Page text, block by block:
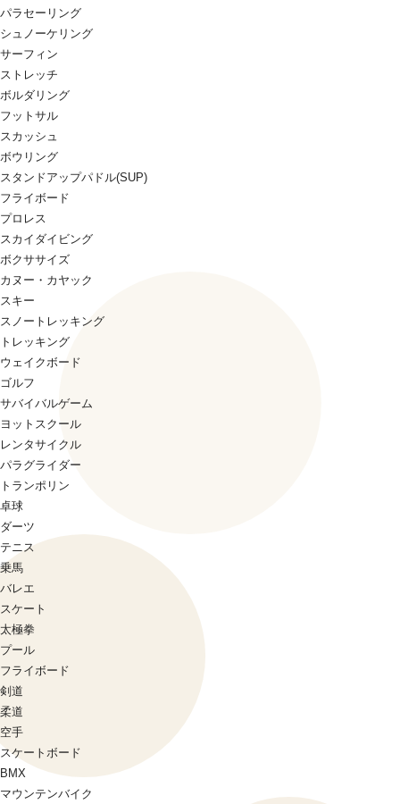
パラセーリング
シュノーケリング
サーフィン
ストレッチ
ボルダリング
フットサル
スカッシュ
ボウリング
スタンドアップパドル(SUP)
フライボード
プロレス
スカイダイビング
ボクササイズ
カヌー・カヤック
スキー
スノートレッキング
トレッキング
ウェイクボード
ゴルフ
サバイバルゲーム
ヨットスクール
レンタサイクル
パラグライダー
トランポリン
卓球
ダーツ
テニス
乗馬
バレエ
スケート
太極拳
プール
フライボード
剣道
柔道
空手
スケートボード
BMX
マウンテンバイク